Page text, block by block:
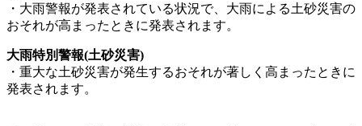
・大雨警報が発表されている状況で、大雨による土砂災害の
おそれが高まったときに発表されます。
大雨特別警報(土砂災害)
・重大な土砂災害が発生するおそれが著しく高まったときに
発表されます。